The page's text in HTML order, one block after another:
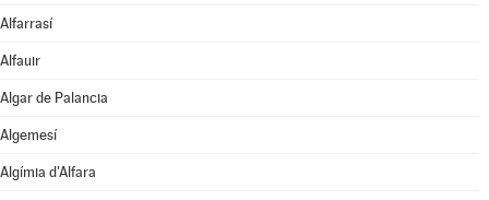
Alfarrasí
Alfauir
Algar de Palancia
Algemesí
Algímia d'Alfara